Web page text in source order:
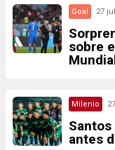
Goal 27
sobre
Milenio
antes